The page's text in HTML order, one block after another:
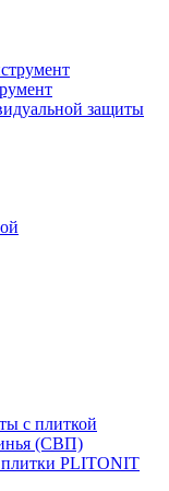
защиты
с плиткой
(СВП)
PLITONIT